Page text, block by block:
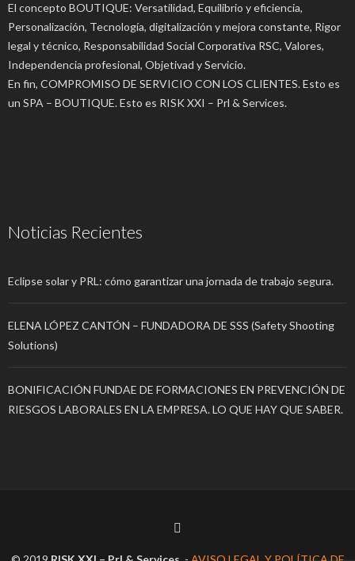
El concepto BOUTIQUE: Versatilidad, Equilibrio y eficiencia,
Personalización, Tecnología, digitalización y mejora constante, Rigor
legal y técnico, Responsabilidad Social Corporativa RSC, Valores,
Independencia profesional, Objetivad y Servicio.
En fin, COMPROMISO DE SERVICIO CON LOS CLIENTES. Esto es
un SPA – BOUTIQUE. Esto es RISK XXI – Prl & Services.
Noticias Recientes
Eclipse solar y PRL: cómo garantizar una jornada de trabajo segura.
ELENA LÓPEZ CANTÓN – FUNDADORA DE SSS (Safety Shooting
Solutions)
BONIFICACIÓN FUNDAE DE FORMACIONES EN PREVENCIÓN DE
RIESGOS LABORALES EN LA EMPRESA. LO QUE HAY QUE SABER.